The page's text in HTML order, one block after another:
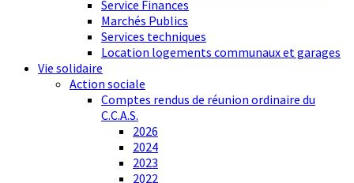
Service Finances
Marchés Publics
Services techniques
Location logements communaux et garages
Vie solidaire
Action sociale
Comptes rendus de réunion ordinaire du
C.C.A.S.
2026
2024
2023
2022